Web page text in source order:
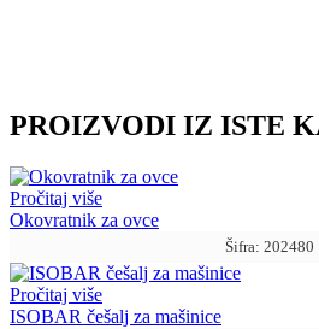
PROIZVODI IZ ISTE
Pročitaj više
Okovratnik za ovce
Šifra: 202480
Pročitaj više
ISOBAR češalj za mašinice